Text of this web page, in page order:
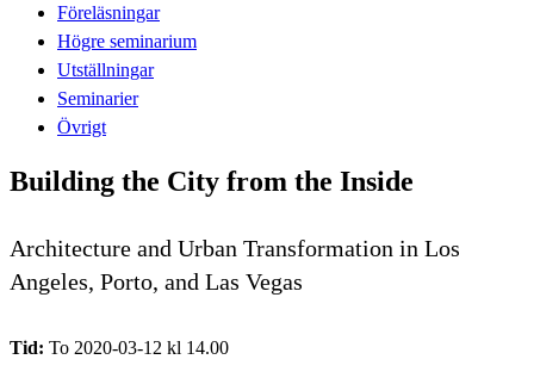
Föreläsningar
Högre seminarium
Utställningar
Seminarier
Övrigt
Building the City from the Inside
Architecture and Urban Transformation in Los
Angeles, Porto, and Las Vegas
Tid: To 2020-03-12 kl 14.00